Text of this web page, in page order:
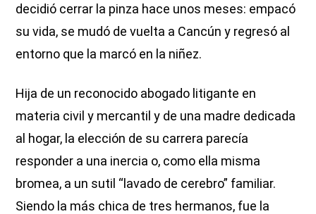
decidió cerrar la pinza hace unos meses: empacó
su vida, se mudó de vuelta a Cancún y regresó al
entorno que la marcó en la niñez.
Hija de un reconocido abogado litigante en
materia civil y mercantil y de una madre dedicada
al hogar, la elección de su carrera parecía
responder a una inercia o, como ella misma
bromea, a un sutil “lavado de cerebro” familiar.
Siendo la más chica de tres hermanos, fue la